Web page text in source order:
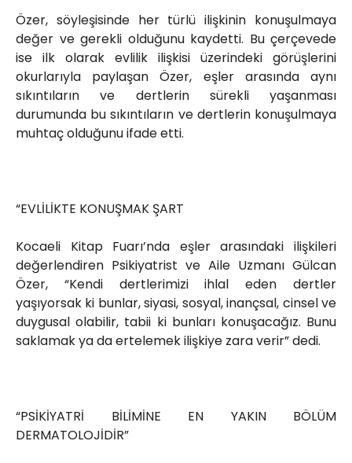
Özer, söyleşisinde her türlü ilişkinin konuşulmaya
değer ve gerekli olduğunu kaydetti. Bu çerçevede
ise ilk olarak evlilik ilişkisi üzerindeki görüşlerini
okurlarıyla paylaşan Özer, eşler arasında aynı
sıkıntıların ve dertlerin sürekli yaşanması
durumunda bu sıkıntıların ve dertlerin konuşulmaya
muhtaç olduğunu ifade etti.
“EVLİLİKTE KONUŞMAK ŞART
Kocaeli Kitap Fuarı’nda eşler arasındaki ilişkileri
değerlendiren Psikiyatrist ve Aile Uzmanı Gülcan
Özer, “Kendi dertlerimizi ihlal eden dertler
yaşıyorsak ki bunlar, siyasi, sosyal, inançsal, cinsel ve
duygusal olabilir, tabii ki bunları konuşacağız. Bunu
saklamak ya da ertelemek ilişkiye zara verir” dedi.
“PSİKİYATRİ BİLİMİNE EN YAKIN BÖLÜM
DERMATOLOJİDİR”